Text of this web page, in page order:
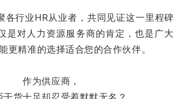
各行业HR从业者，共同见证这一里程碑
是对人力资源服务商的肯定，也是广大
更精准的选择适合您的合作伙伴。
作为供应商，